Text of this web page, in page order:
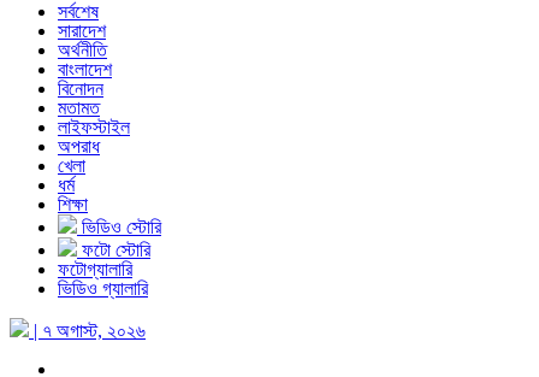
সর্বশেষ
সারাদেশ
অর্থনীতি
বাংলাদেশ
বিনোদন
মতামত
লাইফস্টাইল
অপরাধ
খেলা
ধর্ম
শিক্ষা
ভিডিও স্টোরি
ফটো স্টোরি
ফটোগ্যালারি
ভিডিও গ্যালারি
| ৭ অগাস্ট, ২০২৬